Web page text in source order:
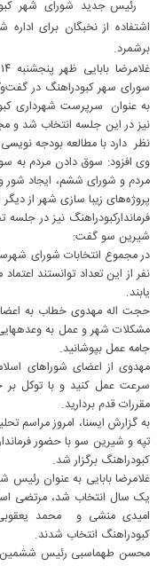
رئیس جدید شورای شهر
اشتفاده از نخبگان برای
برشمرد.
سورای سهر کبودراهنگ در
به عنوان سرپرست شهرداری
نیز در این جلسه انتخاب شد و
نظر دارد با مطالعه بودجه
وی افزود: سوق دادن مردم به
مردم و شورای ششم، ایجاد شور
پروژه‌های زیبا سازی شهر از
فرماندارکبودراهنگ نیز در
شیرین سو گفت:
نفر از این تعداد توانستند
یابند.
حجت اله مهدوی خطاب به
مشکلات شهر و عمل به وعدههایی
جامه عمل بپوشانید.
مهدوی از اعضای شوراهای
سرعت عمل کنید و با توکل
مقررات قدم بردارید.
به گزارش ایسنا، امروز مراسم
تپه و شیرین سو با حضور
کبودراهنگ برگزار شد.
غلامرضا بابایی به عنوان
یک سال انتخاب شد، مرتضی
امیدی منشی و محمد
کبودراهنگ انتخاب شدند.
محسن طهماسبی رئیس ششمین